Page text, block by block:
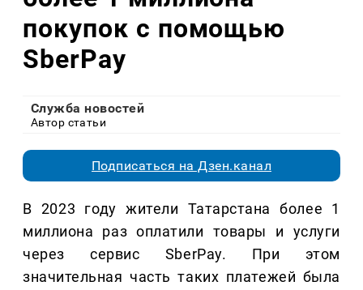
покупок с помощью
SberPay
Служба новостей
Автор статьи
Подписаться на Дзен.канал
В 2023 году жители Татарстана более 1
миллиона раз оплатили товары и услуги
через сервис SberPay. При этом
значительная часть таких платежей была